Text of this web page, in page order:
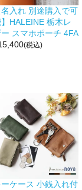
入れ 別途購入で可
HALEINE 栃木レ
スマホポーチ 4FA
(税込)
ケース 小銭入れ付